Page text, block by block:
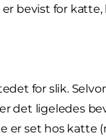
bevist for
for slik.
det ligeledes
er set hos katte